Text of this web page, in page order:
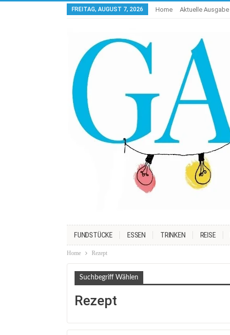
FREITAG, AUGUST 7, 2026 Home Aktuelle Ausgabe
FUNDSTÜCKE ESSEN TRINKEN REISE
Home Rezept
Suchbegriff Wählen
Rezept